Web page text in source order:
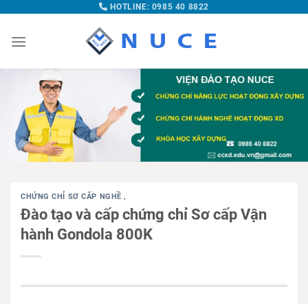
HOTLINE: 0985 40 8822
CHỨNG CHỈ SƠ CẤP NGHỀ,
Đào tạo và cấp chứng chỉ Sơ cấp Vận
hành Gondola 800K